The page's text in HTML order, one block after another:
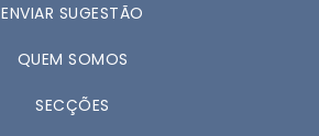
ENVIAR SUGESTÃO
QUEM SOMOS
SECÇÕES